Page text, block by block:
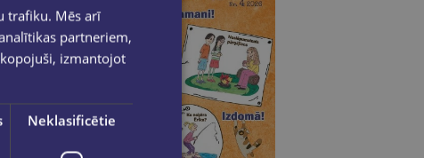
trafiku. Mēs arī
partneriem,
izmantojot
Neklasificētie